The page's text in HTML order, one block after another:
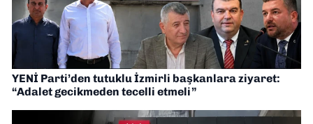
YENİ Parti’den tutuklu İzmirli başkanlara ziyaret:
“Adalet gecikmeden tecelli etmeli”